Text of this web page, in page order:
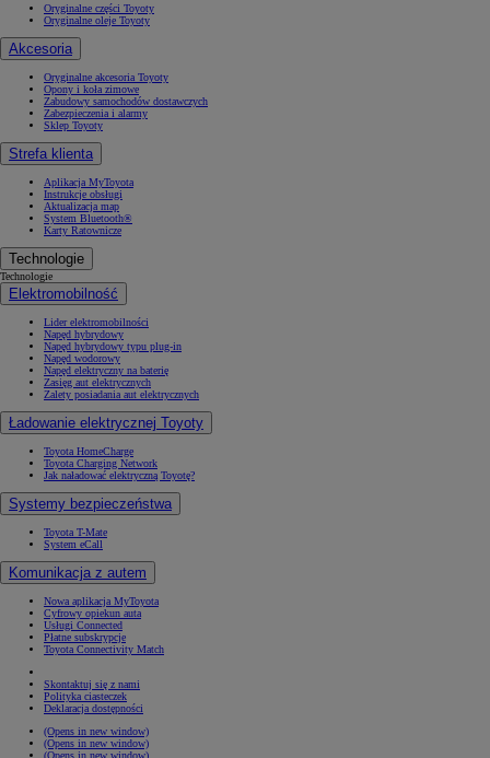
Oryginalne części Toyoty
Oryginalne oleje Toyoty
Akcesoria
Oryginalne akcesoria Toyoty
Opony i koła zimowe
Zabudowy samochodów dostawczych
Zabezpieczenia i alarmy
Sklep Toyoty
Strefa klienta
Aplikacja MyToyota
Instrukcje obsługi
Aktualizacja map
System Bluetooth®
Karty Ratownicze
Technologie
Technologie
Elektromobilność
Lider elektromobilności
Napęd hybrydowy
Napęd hybrydowy typu plug-in
Napęd wodorowy
Napęd elektryczny na baterię
Zasięg aut elektrycznych
Zalety posiadania aut elektrycznych
Ładowanie elektrycznej Toyoty
Toyota HomeCharge
Toyota Charging Network
Jak naładować elektryczną Toyotę?
Systemy bezpieczeństwa
Toyota T-Mate
System eCall
Komunikacja z autem
Nowa aplikacja MyToyota
Cyfrowy opiekun auta
Usługi Connected
Płatne subskrypcje
Toyota Connectivity Match
Skontaktuj się z nami
Polityka ciasteczek
Deklaracja dostępności
(Opens in new window)
(Opens in new window)
(Opens in new window)